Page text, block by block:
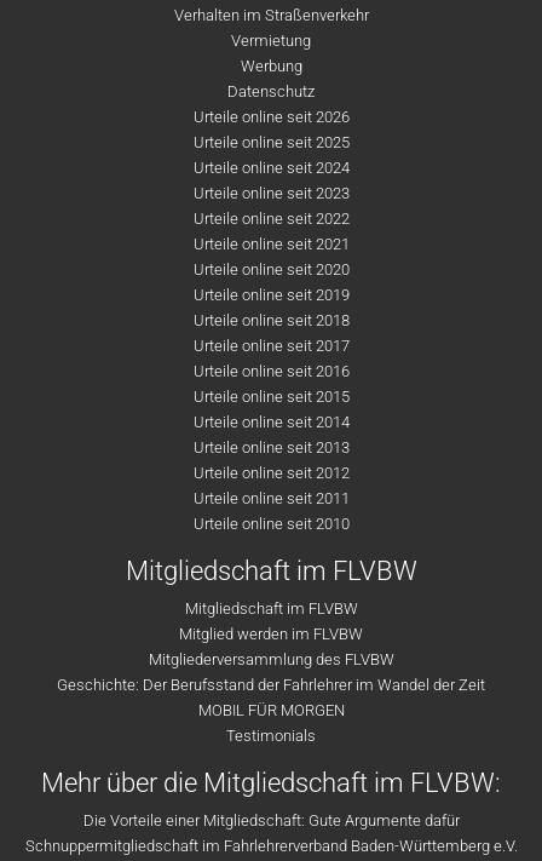
Verhalten im Straßenverkehr
Vermietung
Werbung
Datenschutz
Urteile online seit 2026
Urteile online seit 2025
Urteile online seit 2024
Urteile online seit 2023
Urteile online seit 2022
Urteile online seit 2021
Urteile online seit 2020
Urteile online seit 2019
Urteile online seit 2018
Urteile online seit 2017
Urteile online seit 2016
Urteile online seit 2015
Urteile online seit 2014
Urteile online seit 2013
Urteile online seit 2012
Urteile online seit 2011
Urteile online seit 2010
Mitgliedschaft im FLVBW
Mitgliedschaft im FLVBW
Mitglied werden im FLVBW
Mitgliederversammlung des FLVBW
Geschichte: Der Berufsstand der Fahrlehrer im Wandel der Zeit
MOBIL FÜR MORGEN
Testimonials
Mehr über die Mitgliedschaft im FLVBW:
Die Vorteile einer Mitgliedschaft: Gute Argumente dafür
Schnuppermitgliedschaft im Fahrlehrerverband Baden-Württemberg e.V.